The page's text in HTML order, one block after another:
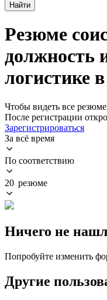
Найти
Резюме
должность
логистике
Чтобы видеть все
После регистрации
Зарегистрироваться
За всё время
По соответствию
20 резюме
Ничего не
Попробуйте изменить
Другие